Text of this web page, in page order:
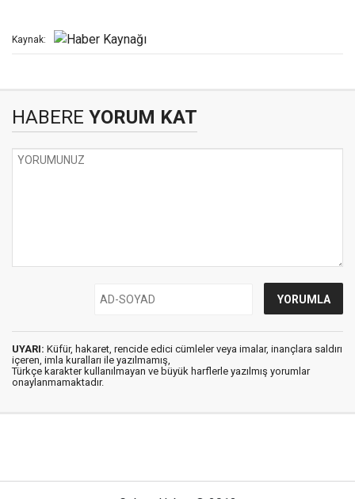
Kaynak:
HABERE YORUM KAT
UYARI: Küfür, hakaret, rencide edici cümleler veya imalar, inançlara saldırı
içeren, imla kuralları ile yazılmamış,
Türkçe karakter kullanılmayan ve büyük harflerle yazılmış yorumlar
onaylanmamaktadır.